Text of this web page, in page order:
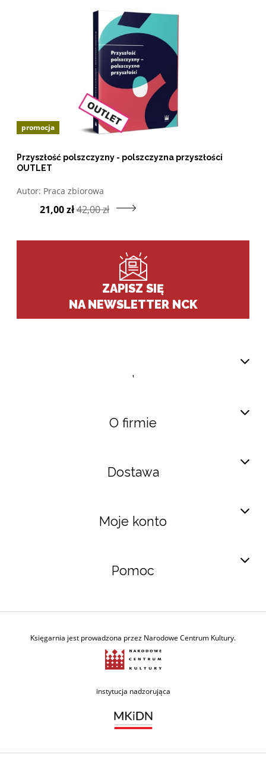
promocja
Przyszłość polszczyzny - polszczyzna przyszłości
OUTLET
Autor: Otwórz w nowym oknie listę pozycji, których autorem
Praca zbiorowa
21,00 zł42,00 zł
ZAPISZ SIĘ
NA NEWSLETTER NCK
,
O firmie
Dostawa
Moje konto
Pomoc
Księgarnia jest prowadzona przez Narodowe Centrum Kultury.
instytucja nadzorującaMinisterstwo Kultury i